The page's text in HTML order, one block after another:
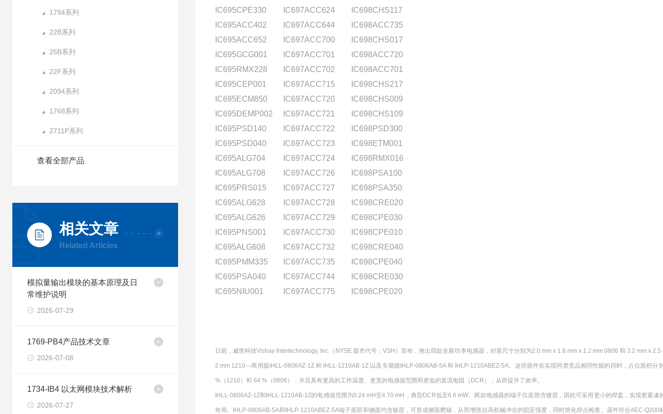
1794系列
22B系列
25B系列
22F系列
2094系列
1768系列
2711P系列
查看全部产品
相关文章
Related Articles
模拟量输出模块的基本原理及日
常维护说明
2026-07-29
1769-PB4产品技术文章
2026-07-08
1734-IB4 以太网模块技术解析
2026-07-27
IC695CPE330
IC697ACC624
IC698CHS117
IC695ACC402
IC697ACC644
IC698ACC735
IC695ACC652
IC697ACC700
IC698CHS017
IC695GCG001
IC697ACC701
IC698ACC720
IC695RMX228
IC697ACC702
IC698ACC701
IC695CEP001
IC697ACC715
IC698CHS217
IC695ECM850
IC697ACC720
IC698CHS009
IC695DEMP002
IC697ACC721
IC698CHS109
IC695PSD140
IC697ACC722
IC698PSD300
IC695PSD040
IC697ACC723
IC698ETM001
IC695ALG704
IC697ACC724
IC698RMX016
IC695ALG708
IC697ACC726
IC698PSA100
IC695PRS015
IC697ACC727
IC698PSA350
IC695ALG628
IC697ACC728
IC698CRE020
IC695ALG626
IC697ACC729
IC698CPE030
IC695PNS001
IC697ACC730
IC698CPE010
IC695ALG608
IC697ACC732
IC698CRE040
IC695PMM335
IC697ACC735
IC698CPE040
IC695PSA040
IC697ACC744
IC698CRE030
IC695NIU001
IC697ACC775 IC698CPE020
日前，威世科技Vishay Intertechnology, Inc.（NYSE 股市代号：VSH）宣布，推出四款全新功率电感器，封装尺寸分别为2.0 mm x 1.6 mm x 1.2 mm 0806 和 3.2 mm x 2.5
2 mm 1210---商用版IHLL-0806AZ-1Z 和 IHLL-1210AB-1Z 以及车规级IHLP-0806AB-5A 和 IHLP-1210ABEZ-5A。这些器件在实现同类竞品相同性能的同时，占位面积分
%（1210）和 64 %（0806），并且具有更高的工作温度、更宽的电感值范围和更低的直流电阻（DCR），从而提升了效率。
IHLL-0806AZ-1Z和IHLL-1210AB-1Z的电感值范围为0.24 mH至4.70 mH，典型DCR低至6.6 mW。两款电感器的端子仅底部含镀层，因此可采用更小的焊盘，实现更紧凑
布局。IHLP-0806AB-5A和IHLP-1210ABEZ-5A端子底部和侧面均含镀层，可形成侧面爬锡，从而增强抗高机械冲击的固定强度，同时简化焊点检查。器件符合AEC-Q200